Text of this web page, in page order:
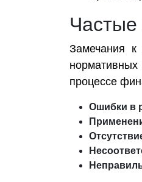
Частые
Замечания к
нормативных
процессе
Ошибки в